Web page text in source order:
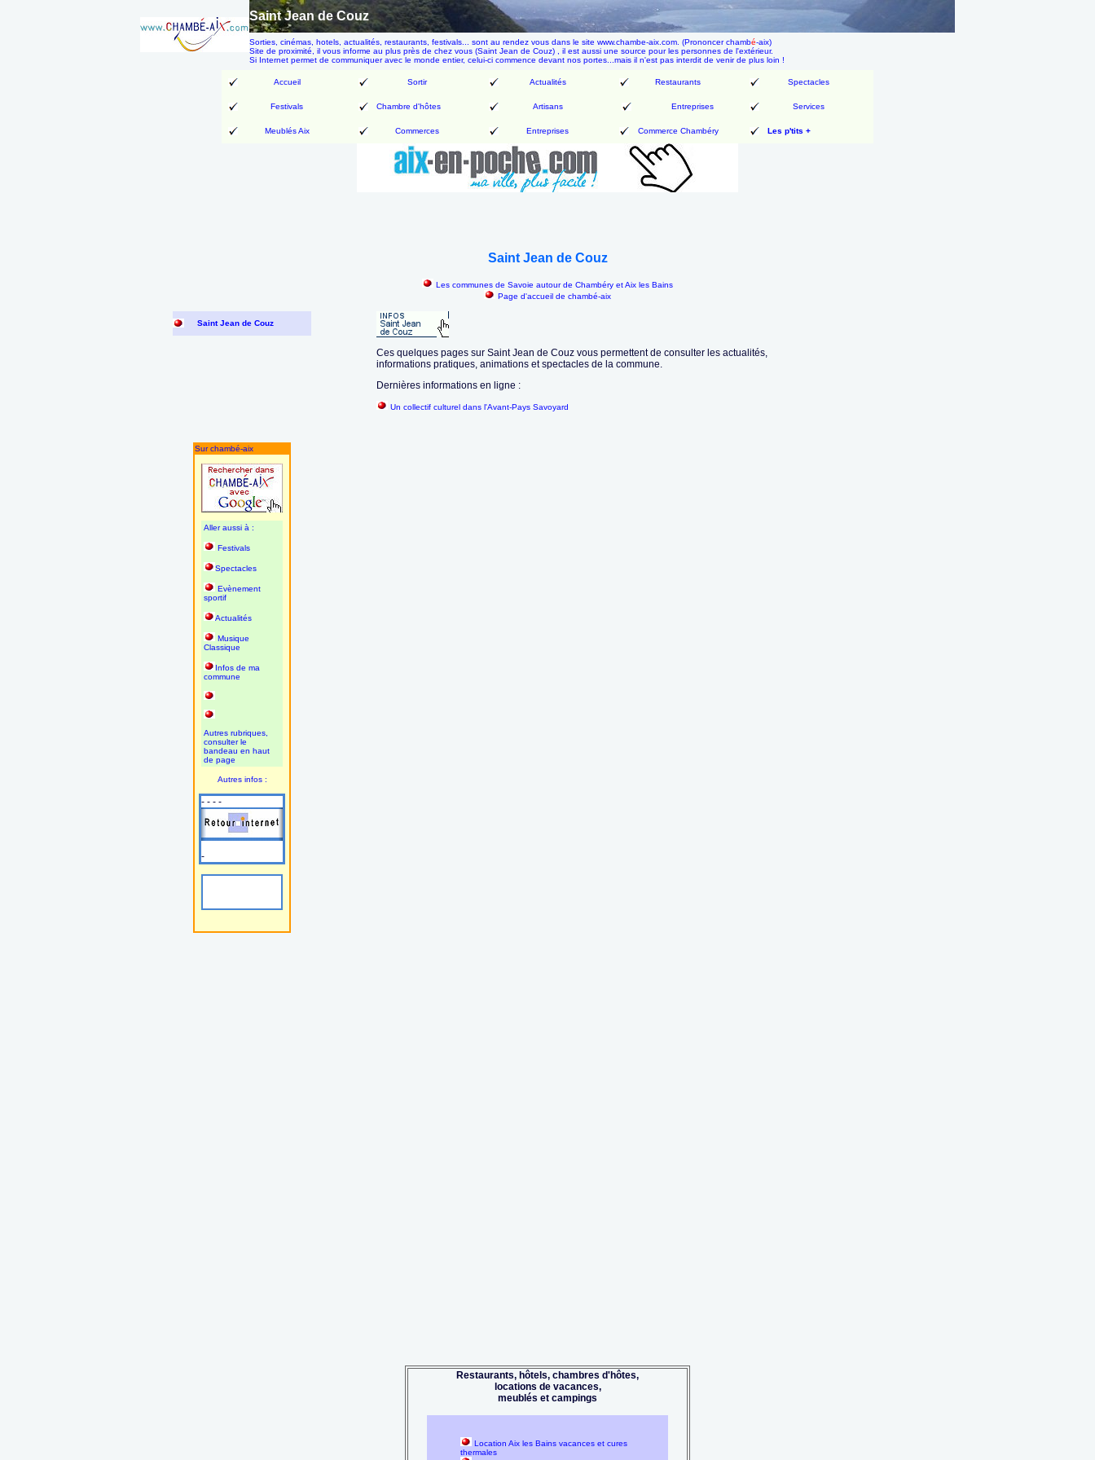
Saint Jean de Couz
Sorties, cinémas, hotels, actualités, restaurants, festivals... sont au rendez vous dans le site www.chambe-aix.com. (Prononcer chambé-aix)
Site de proximité, il vous informe au plus près de chez vous (Saint Jean de Couz) , il est aussi une source pour les personnes de l'extérieur.
Si Internet permet de communiquer avec le monde entier, celui-ci commence devant nos portes ...mais il n'est pas interdit de venir de plus loin !
Accueil Sortir Actualités Restaurants Spectacles
Festivals Chambre d'hôtes Artisans Entreprises Services
Meublés Aix Commerces Entreprises Commerce Chambéry Les p'tits +
Saint Jean de Couz
Les communes de Savoie autour de Chambéry et Aix les Bains
Page d'accueil de chambé-aix
Saint Jean de Couz
Sur chambé-aix
Aller aussi à :
Festivals
Spectacles
Evènement
sportif
Actualités
Musique
Classique
Infos de ma
commune
Autres rubriques,
consulter le
bandeau en haut
de page
Autres infos :
- - - -
-
Ces quelques pages sur Saint Jean de Couz vous permettent de consulter les actualités,
informations pratiques, animations et spectacles de la commune.
Dernières informations en ligne :
Un collectif culturel dans l'Avant-Pays Savoyard
Restaurants, hôtels, chambres d'hôtes,
locations de vacances,
meublés et campings
Location Aix les Bains vacances et cures
thermales